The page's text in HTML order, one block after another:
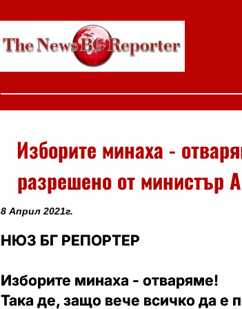
Изборите минаха -
разрешено от министър
8 Април 2021г.
НЮЗ БГ РЕПОРТЕР
Изборите минаха - отваряме!
Така де, защо вече всичко да е